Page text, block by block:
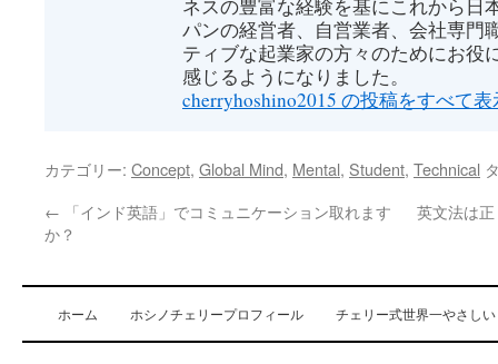
ネスの豊富な経験を基にこれから日
パンの経営者、自営業者、会社専門
ティブな起業家の方々のためにお役
感じるようになりました。
cherryhoshino2015 の投稿をすべて
カテゴリー: Concept, Global Mind, Mental, Student, Technical
← 「インド英語」でコミュニケーション取れます
か？
英文法は
ホーム ホシノチェリープロフィール チェリー式世界一やさし